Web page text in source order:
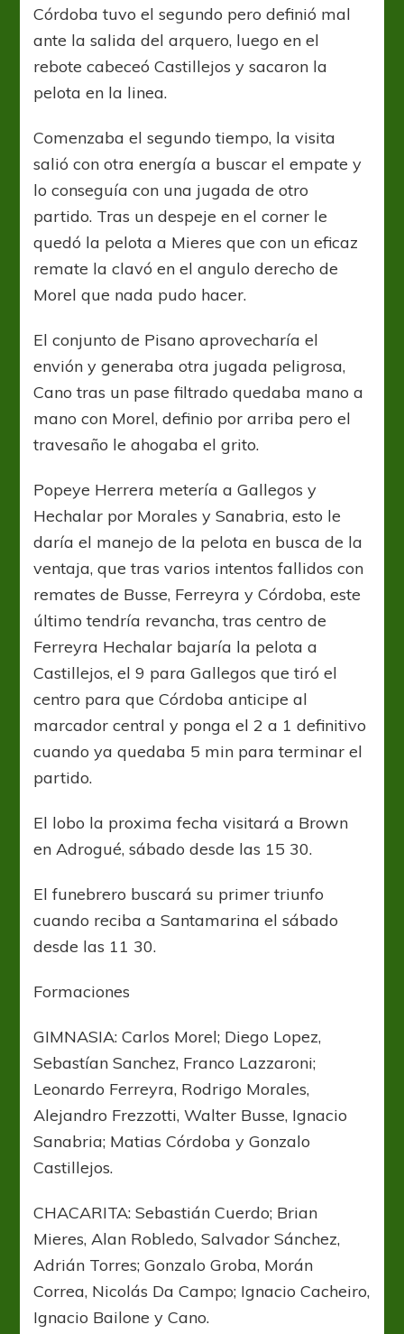
Córdoba tuvo el segundo pero definió mal
ante la salida del arquero, luego en el
rebote cabeceó Castillejos y sacaron la
pelota en la linea.
Comenzaba el segundo tiempo, la visita
salió con otra energía a buscar el empate y
lo conseguía con una jugada de otro
partido. Tras un despeje en el corner le
quedó la pelota a Mieres que con un eficaz
remate la clavó en el angulo derecho de
Morel que nada pudo hacer.
El conjunto de Pisano aprovecharía el
envión y generaba otra jugada peligrosa,
Cano tras un pase filtrado quedaba mano a
mano con Morel, definio por arriba pero el
travesaño le ahogaba el grito.
Popeye Herrera metería a Gallegos y
Hechalar por Morales y Sanabria, esto le
daría el manejo de la pelota en busca de la
ventaja, que tras varios intentos fallidos con
remates de Busse, Ferreyra y Córdoba, este
último tendría revancha, tras centro de
Ferreyra Hechalar bajaría la pelota a
Castillejos, el 9 para Gallegos que tiró el
centro para que Córdoba anticipe al
marcador central y ponga el 2 a 1 definitivo
cuando ya quedaba 5 min para terminar el
partido.
El lobo la proxima fecha visitará a Brown
en Adrogué, sábado desde las 15 30.
El funebrero buscará su primer triunfo
cuando reciba a Santamarina el sábado
desde las 11 30.
Formaciones
GIMNASIA: Carlos Morel; Diego Lopez,
Sebastían Sanchez, Franco Lazzaroni;
Leonardo Ferreyra, Rodrigo Morales,
Alejandro Frezzotti, Walter Busse, Ignacio
Sanabria; Matias Córdoba y Gonzalo
Castillejos.
CHACARITA: Sebastián Cuerdo; Brian
Mieres, Alan Robledo, Salvador Sánchez,
Adrián Torres; Gonzalo Groba, Morán
Correa, Nicolás Da Campo; Ignacio Cacheiro,
Ignacio Bailone y Cano.